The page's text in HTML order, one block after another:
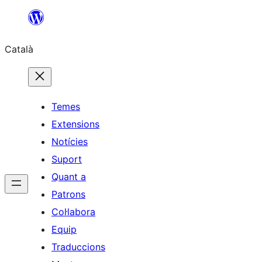
contingut
Català
Temes
Extensions
Notícies
Suport
Quant a
Patrons
Col·labora
Equip
Traduccions